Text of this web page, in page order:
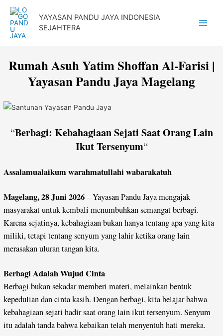
Lewati
konten
YAYASAN PANDU JAYA INDONESIA
SEJAHTERA
Rumah Asuh Yatim Shoffan Al-Farisi |
Yayasan Pandu Jaya Magelang
“Berbagi: Kebahagiaan Sejati Saat Orang Lain
Ikut Tersenyum“
Assalamualaikum warahmatullahi wabarakatuh
Magelang, 28 Juni 2026– Yayasan Pandu Jaya mengajak
masyarakat untuk kembali menumbuhkan semangat berbagi.
Karena sejatinya, kebahagiaan bukan hanya tentang apa yang kita
miliki, tetapi tentang senyum yang lahir ketika orang lain
merasakan uluran tangan kita.
Berbagi Adalah Wujud Cinta
Berbagi bukan sekadar memberi materi, melainkan bentuk
kepedulian dan cinta kasih. Dengan berbagi, kita belajar bahwa
kebahagiaan sejati hadir saat orang lain ikut tersenyum. Senyum
itu adalah tanda bahwa kebaikan telah menyentuh hati mereka.